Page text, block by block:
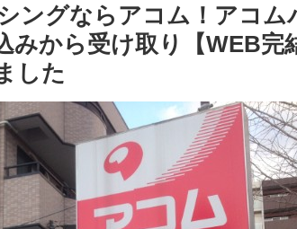
ングならアコム！アコム
みから受け取り【WEB完
した